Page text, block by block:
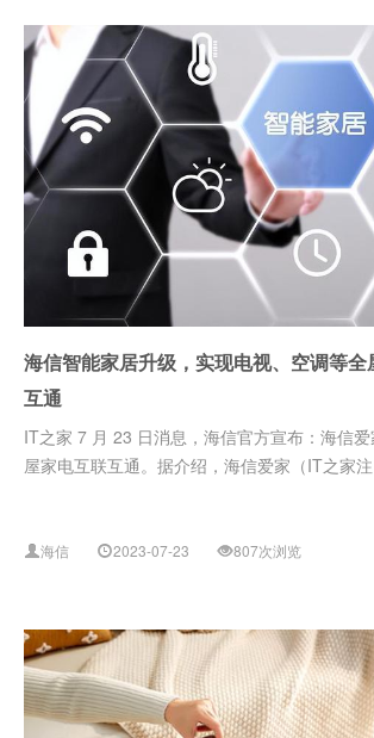
海信智能家居升级，实现电视、空调等全
互通
IT之家 7 月 23 日消息，海信官方宣布：海信
屋家电互联互通。据介绍，海信爱家（IT之家
海信 2023-07-23 807次浏览